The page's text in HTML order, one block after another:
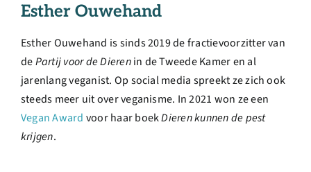
Esther Ouwehand
Esther Ouwehand is sinds 2019 de fractievoorzitter van
dePartij voor de Dierenin de Tweede Kamer en al
jarenlang veganist. Op social media spreekt ze zich ook
steeds meer uit over veganisme. In 2021 won ze een
Vegan Award voor haar boekDieren kunnen de pest
krijgen.